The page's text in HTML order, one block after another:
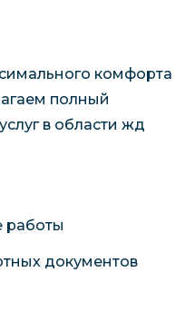
комфорта
полный
в области жд
работы
документов